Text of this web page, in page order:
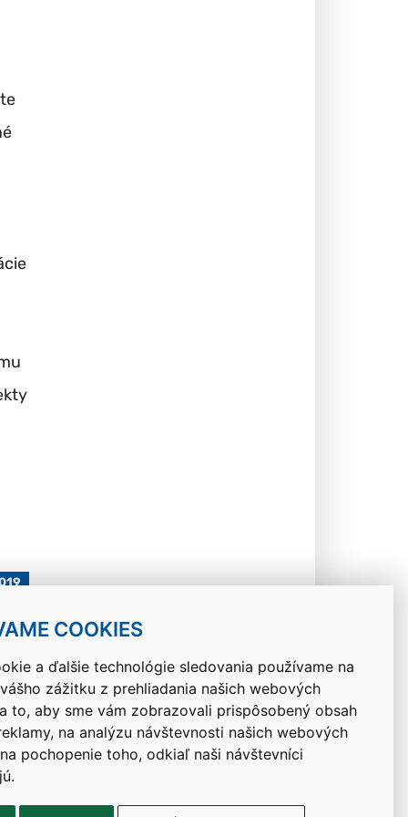
COOKIES
a ďalšie technológie sledovania používame na
zážitku z prehliadania našich webových
to, aby sme vám zobrazovali prispôsobený obsah
na analýzu návštevnosti našich webových
pochopenie toho, odkiaľ naši návštevníci
Návrat hore